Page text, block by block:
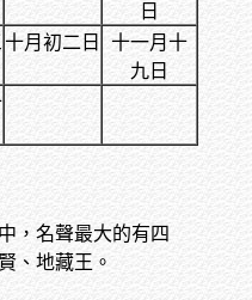
日
十月初二日
十一月十
九日
，名聲最大的有四
、地藏王。